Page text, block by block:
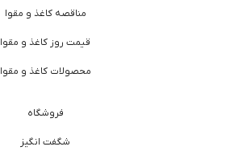
مناقصه کاغذ و مقوا
قیمت روز کاغذ و مقوا
محصولات کاغذ و مقوا
فروشگاه
شگفت انگیز